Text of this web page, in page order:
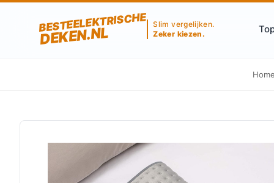
BESTEELEKTRISCHE
DEKEN.NL
Slim vergelijken.
Zeker kiezen.
Home